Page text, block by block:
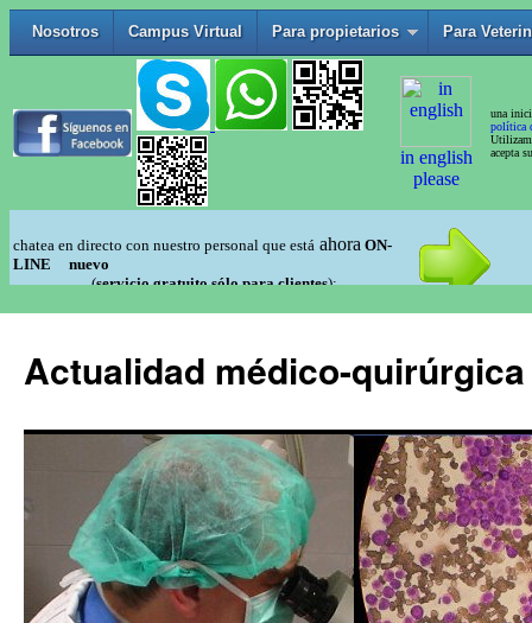
Actualidad médico-